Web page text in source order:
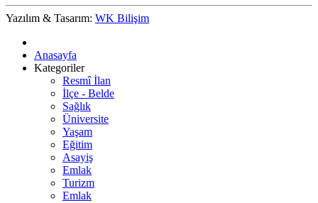
Yazılım & Tasarım: WK Bilişim
Anasayfa
Kategoriler
Resmî İlan
İlçe - Belde
Sağlık
Üniversite
Yaşam
Eğitim
Asayiş
Emlak
Turizm
Emlak